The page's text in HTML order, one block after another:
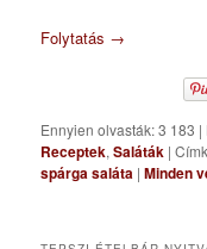
Folytatás →
Ennyien olvasták: 3 183 |
Receptek,Saláták |
spárga saláta |Minden